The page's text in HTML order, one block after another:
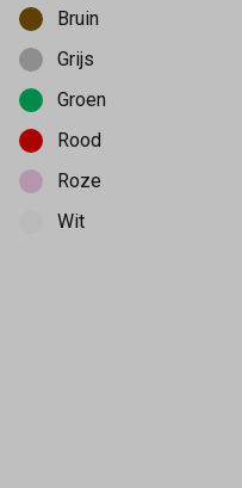
Bruin
Grijs
Groen
Rood
Roze
Wit